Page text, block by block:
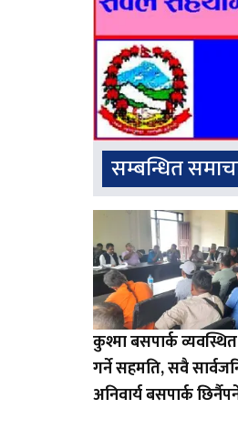
सम्बन्धित
कुश्मा बसपार्क
गर्ने सहमति, सवै
अनिवार्य बसपार्क